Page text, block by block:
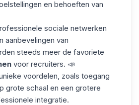
en behoeften van
sociale netwerken
aanbevelingen van
steeds meer de favoriete
voor recruiters. 📣
voordelen , zoals toegang
grote schaal en een grotere
integratie.